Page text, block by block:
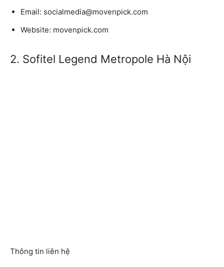
Email: socialmedia@movenpick.com
Website: movenpick.com
2. Sofitel Legend Metropole Hà Nội
Thông tin liên hệ